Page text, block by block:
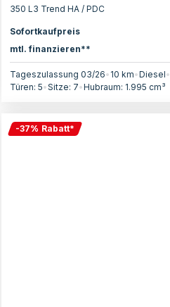
350 L3 Trend HA / PDC
Sofortkaufpreis
mtl. finanzieren**
Tageszulassung 03/26• 10 km•Diesel•
Türen: 5•Sitze: 7•Hubraum: 1.995 cm³
-37% Rabatt*